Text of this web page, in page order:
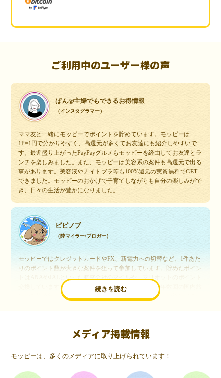
ご利用中のユーザー様の声
ぱん@主婦でもできるお得情報
（インスタグラマー）
ママ友と一緒にモッピーでポイントを貯めています。モッピーは
1P=1円で分かりやすく、高還元が多くてお友達にも紹介しやすいで
す。最近盛り上がったPayPayグルメもモッピーを経由してお友達とラ
ンチを楽しみました。また、モッピーは美容系の案件も高還元で出る
事があります。美容液やナイトブラ等も100%還元の実質無料でGET
できました。モッピーのおかげで子育てしながらも自分の楽しみがで
き、日々の生活が豊かになりました。
続きを読む
ピピノブ
（陸マイラー/ブロガー）
モッピーではクレジットカードやFX、新電力への切替など、1件あた
りのポイント数が大きな案件を狙って参加しています。貯めたポイン
交換しています。このようにすることで、ほぼ無料で年数回の国内旅
行や海外旅行を実現しています。モッピーは陸マイラーや旅行好きに
いつものネットショッピングが、モッピーでお得
（20代・女性）
友達に勧められてモッピーをはじめました。空いた時間にスマホで買
メディア掲載情報
モッピーは、多くのメディアに取り上げられています！